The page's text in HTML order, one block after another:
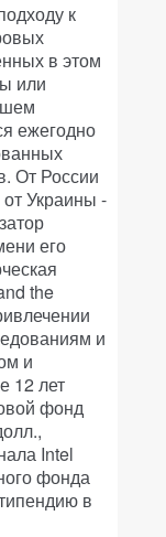
к
в этом
или
ежегодно
От России
Украины -
его
the
и
и
12 лет
фонд
Intel
фонда
в